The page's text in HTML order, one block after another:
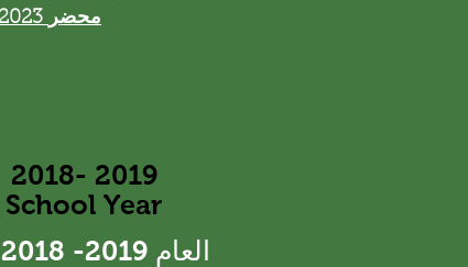
5.11.2023 محضر
​2018- 2019
School Year
​2018 -2019 العام